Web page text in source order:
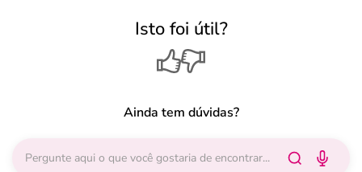
Isto foi útil?
Ainda tem dúvidas?